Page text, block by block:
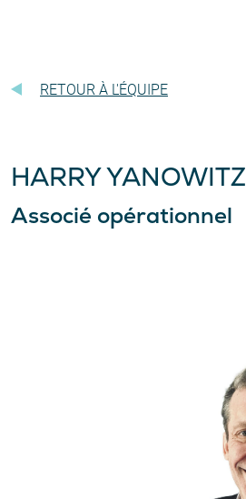
RETOUR À L'ÉQUIPE
HARRY YANOWITZ
Associé opérationnel